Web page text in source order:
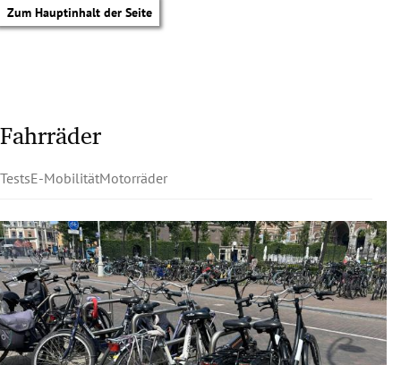
Zum Hauptinhalt der Seite
Fahrräder
TestsE-MobilitätMotorräder